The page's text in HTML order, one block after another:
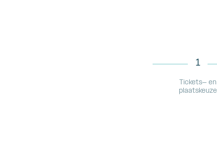
1
Tickets- en
plaatskeuze